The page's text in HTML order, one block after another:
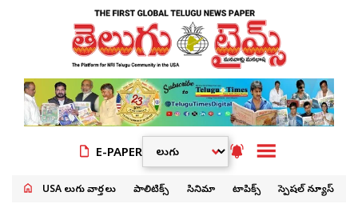
E-PAPER
USA తెలుగు వార్తలు పాలిటిక్స్ సినిమా టాపిక్స్ స్పెషల్ న్యూస్